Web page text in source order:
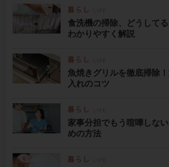
食洗機の掃除、どうして
わかりやすく解説
魚焼きグリルを徹底掃除
入れのコツ
家事分担でもう喧嘩しな
めの方法